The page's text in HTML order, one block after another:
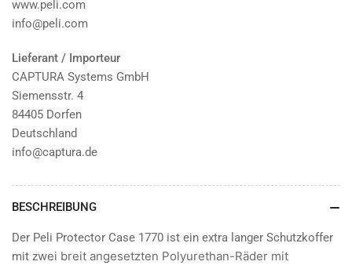
www.peli.com
info@peli.com
Lieferant / Importeur
CAPTURA Systems GmbH
Siemensstr. 4
84405 Dorfen
Deutschland
info@captura.de
BESCHREIBUNG
Der Peli Protector Case 1770 ist ein extra langer Schutzkoffer
mit zwei breit angesetzten Polyurethan-Räder mit